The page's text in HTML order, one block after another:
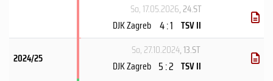
So, 17.05.2026, 24.ST
DJK Zagreb 4 : 1 TSV II
2024/25
So, 27.10.2024, 13.ST
DJK Zagreb 5 : 2 TSV II